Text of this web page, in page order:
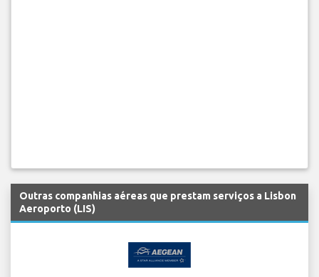
Outras companhias aéreas que prestam serviços a Lisbon
Aeroporto (LIS)